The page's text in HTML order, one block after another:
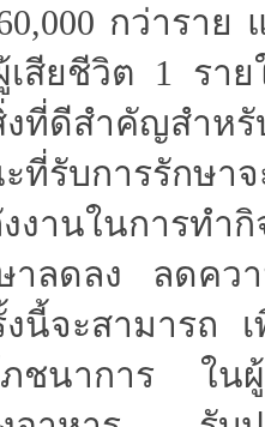
กว่าราย
สียชีวิต 1 รา
ที่ดีสำคัญสำหรั
ที่รับการรักษา
งานในการทำ
าลดลง ลดคว
งนี้จะสามารถ
ภชนาการ ใน